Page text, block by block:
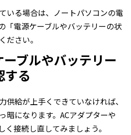
いる場合は、ノートパソコンの電
「電源ケーブルやバッテリーの状
ださい。
ブルやバッテリー
する
供給が上手くできていなければ、
暗になります。ACアダプターや
く接続し直してみましょう。